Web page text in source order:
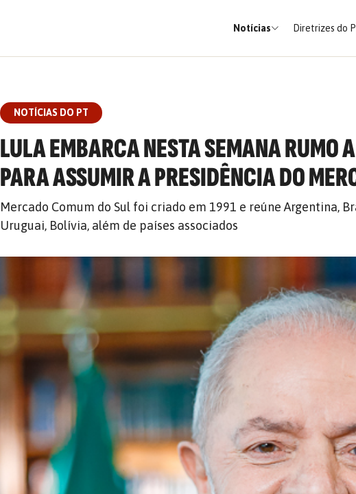
Notícias Diretrizes do
NOTÍCIAS DO PT
LULA EMBARCA NESTA SEMANA RUMO
PARA ASSUMIR A PRESIDÊNCIA DO
Mercado Comum do Sul foi criado em 1991 e reúne Argentina,
Uruguai, Bolívia, além de países associados